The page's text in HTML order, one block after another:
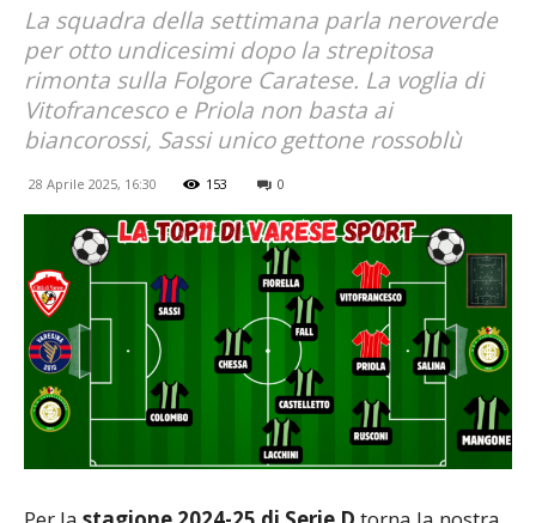
La squadra della settimana parla neroverde
per otto undicesimi dopo la strepitosa
rimonta sulla Folgore Caratese. La voglia di
Vitofrancesco e Priola non basta ai
biancorossi, Sassi unico gettone rossoblù
28 Aprile 2025, 16:30 153 0